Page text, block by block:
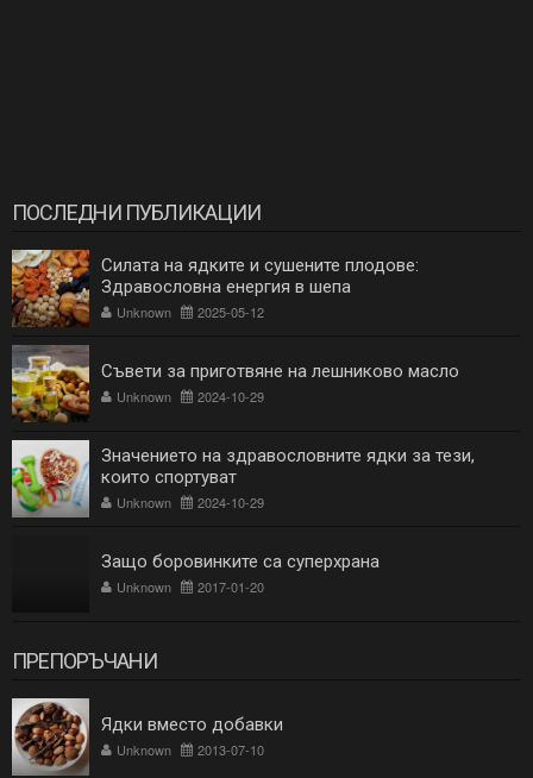
ПОСЛЕДНИ ПУБЛИКАЦИИ
Силата на ядките и сушените плодове:
Здравословна енергия в шепа
Unknown 2025-05-12
Съвети за приготвяне на лешниково масло
Unknown 2024-10-29
Значението на здравословните ядки за тези,
които спортуват
Unknown 2024-10-29
Защо боровинките са суперхрана
Unknown 2017-01-20
ПРЕПОРЪЧАНИ
Ядки вместо добавки
Unknown 2013-07-10